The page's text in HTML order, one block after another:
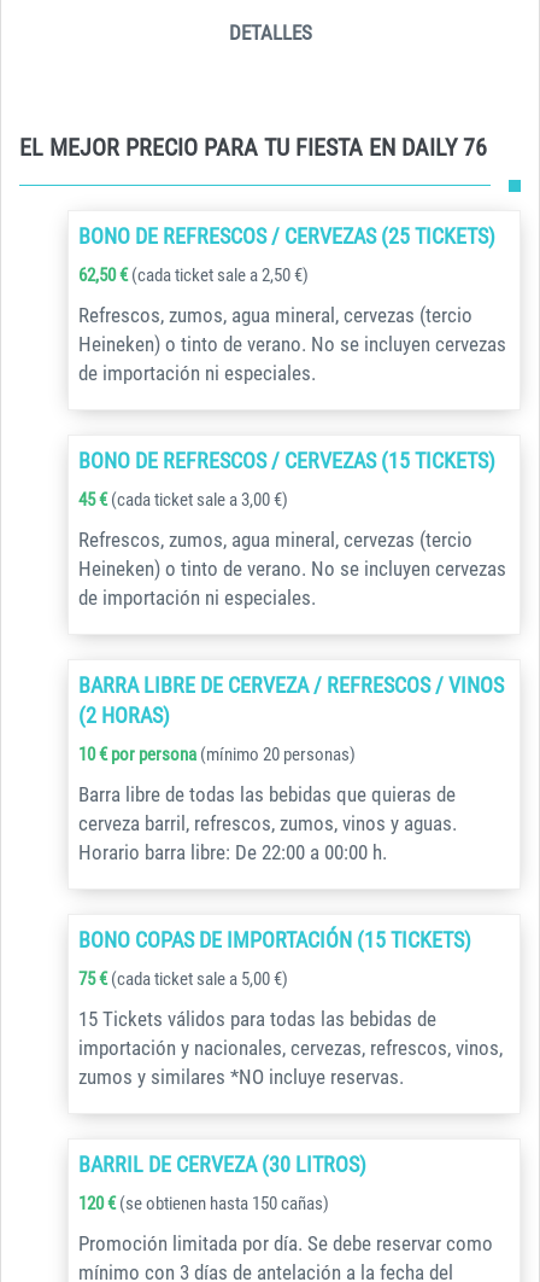
DETALLES
EL MEJOR PRECIO PARA TU FIESTA EN DAILY 76
BONO DE REFRESCOS / CERVEZAS (25 TICKETS)
62,50 €(cada ticket sale a 2,50 €)
Refrescos, zumos, agua mineral, cervezas (tercio
Heineken) o tinto de verano. No se incluyen cervezas
de importación ni especiales.
BONO DE REFRESCOS / CERVEZAS (15 TICKETS)
45 €(cada ticket sale a 3,00 €)
Refrescos, zumos, agua mineral, cervezas (tercio
Heineken) o tinto de verano. No se incluyen cervezas
de importación ni especiales.
BARRA LIBRE DE CERVEZA / REFRESCOS / VINOS
(2 HORAS)
10 € por persona (mínimo 20 personas)
Barra libre de todas las bebidas que quieras de
cerveza barril, refrescos, zumos, vinos y aguas.
Horario barra libre: De 22:00 a 00:00 h.
BONO COPAS DE IMPORTACIÓN (15 TICKETS)
75 €(cada ticket sale a 5,00 €)
15 Tickets válidos para todas las bebidas de
importación y nacionales, cervezas, refrescos, vinos,
zumos y similares *NO incluye reservas.
BARRIL DE CERVEZA (30 LITROS)
120 €(se obtienen hasta 150 cañas)
Promoción limitada por día. Se debe reservar como
mínimo con 3 días de antelación a la fecha del